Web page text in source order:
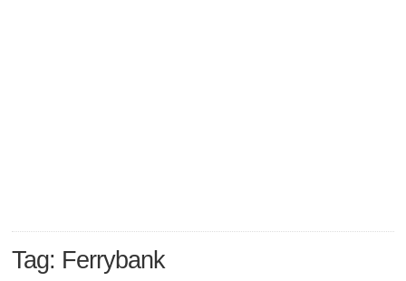
Tag: Ferrybank